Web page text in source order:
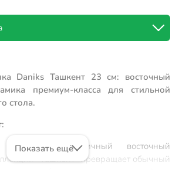
Daniks Ташкент 23 см: восточный
премиум-класса для стильной
стола.
дизайн: аутентичный восточный
«Ташкент» превращает обычный
Показать ещё